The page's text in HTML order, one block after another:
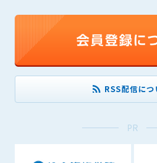
RSS配信につ
PR
とがあります。運用停止については事
通知申し上げますが、緊急時はその限
第12条（変更の届出）
会員は、住所、電話番号、その他管理
あった場合には、速やかに所定の方
とします。届出がなかったことで会員
も、管理者は一切その責任を負いませ
1. サポーター会員が本サービスへの広
は、契約期間終了月の10日までに
通知・連絡するものとします。その